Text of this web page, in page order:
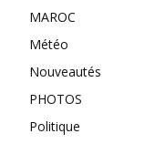
MAROC
Météo
Nouveautés
PHOTOS
Politique